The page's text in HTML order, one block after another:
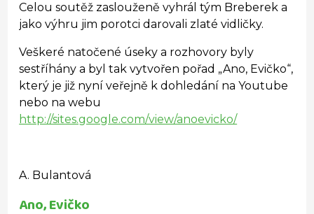
Celou soutěž zaslouženě vyhrál tým Breberek a
jako výhru jim porotci darovali zlaté vidličky.
Veškeré natočené úseky a rozhovory byly
sestříhány a byl tak vytvořen pořad „Ano, Evičko“,
který je již nyní veřejně k dohledání na Youtube
nebo na webu
http://sites.google.com/view/anoevicko/
A. Bulantová
Ano, Evičko